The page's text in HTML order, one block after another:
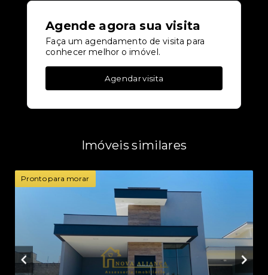
Agende agora sua visita
Faça um agendamento de visita para
conhecer melhor o imóvel.
Agendar visita
Imóveis similares
Pronto para morar